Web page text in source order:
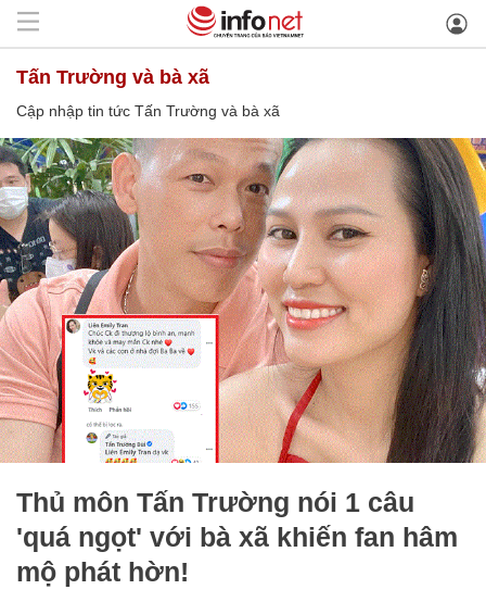
Tấn Trường và bà xã
Cập nhập tin tức Tấn Trường và bà xã
Thủ môn Tấn Trường nói 1 câu
'quá ngọt' với bà xã khiến fan hâm
mộ phát hờn!